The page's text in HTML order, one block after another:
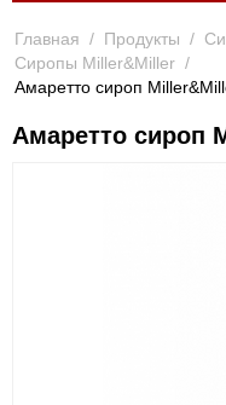
Главная / Продукты /
Сиропы Miller&Miller /
Амаретто сироп
Амаретто сироп